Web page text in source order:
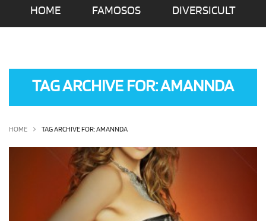
HOME FAMOSOS DIVERSICULT
OLHA ISSO! EU QUERO!
TAG ARCHIVE FOR: AMANNDA
HOME TAG ARCHIVE FOR: AMANNDA